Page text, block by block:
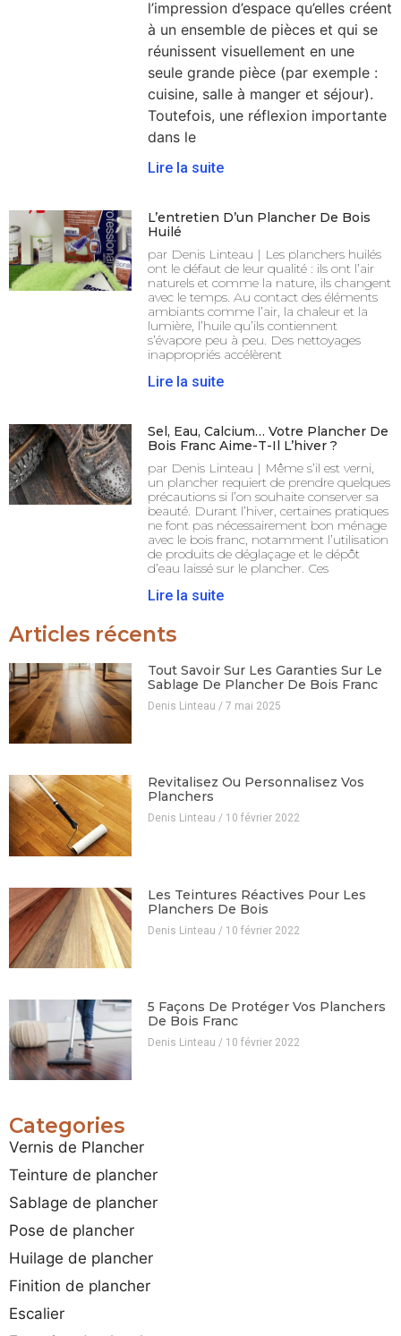
l’impression d’espace qu’elles créent
à un ensemble de pièces et qui se
réunissent visuellement en une
seule grande pièce (par exemple :
cuisine, salle à manger et séjour).
Toutefois, une réflexion importante
dans le
Lire la suite
L’entretien D’un Plancher De Bois
Huilé
par Denis Linteau | Les planchers huilés
ont le défaut de leur qualité : ils ont l’air
naturels et comme la nature, ils changent
avec le temps. Au contact des éléments
ambiants comme l’air, la chaleur et la
lumière, l’huile qu’ils contiennent
s’évapore peu à peu. Des nettoyages
inappropriés accélèrent
Lire la suite
Sel, Eau, Calcium… Votre Plancher De
Bois Franc Aime-T-Il L’hiver ?
par Denis Linteau | Même s’il est verni,
un plancher requiert de prendre quelques
précautions si l’on souhaite conserver sa
beauté. Durant l’hiver, certaines pratiques
ne font pas nécessairement bon ménage
avec le bois franc, notamment l’utilisation
de produits de déglaçage et le dépôt
d’eau laissé sur le plancher. Ces
Lire la suite
Articles récents
Tout Savoir Sur Les Garanties Sur Le
Sablage De Plancher De Bois Franc
Denis Linteau 7 mai 2025
Revitalisez Ou Personnalisez Vos
Planchers
Denis Linteau 10 février 2022
Les Teintures Réactives Pour Les
Planchers De Bois
Denis Linteau 10 février 2022
5 Façons De Protéger Vos Planchers
De Bois Franc
Denis Linteau 10 février 2022
Categories
Vernis de Plancher
Teinture de plancher
Sablage de plancher
Pose de plancher
Huilage de plancher
Finition de plancher
Escalier